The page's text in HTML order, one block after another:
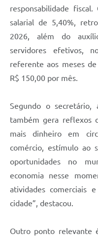
responsabilidade
salarial de 5,40%,
2026, além do
servidores efetivos,
referente aos meses
R$ 150,00 por mês.
Segundo o secretário,
também gera reflexos
mais dinheiro em
comércio, estímulo ao
oportunidades no
economia nesse
atividades comerciais
cidade”, destacou.
Outro ponto relevante